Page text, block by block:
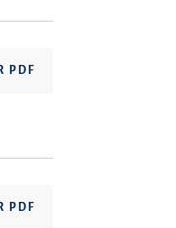
PDF
PDF